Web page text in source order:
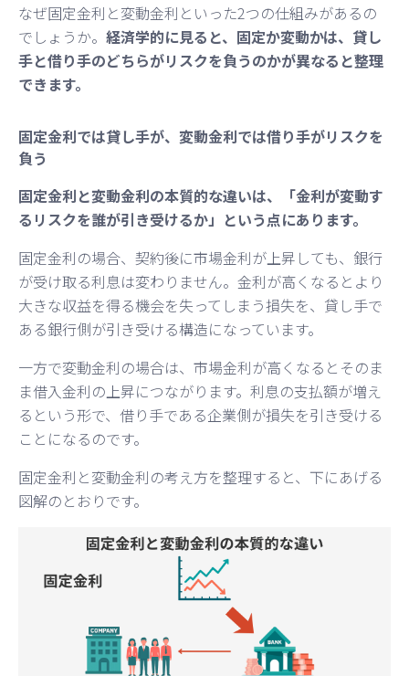
なぜ固定金利と変動金利といった2つの仕組みがあるの
でしょうか。 経済学的に見ると、固定か変動かは、貸し
手と借り手のどちらがリスクを負うのかが異なると整理
できます。
固定金利では貸し手が、変動金利では借り手がリスクを
負う
固定金利と変動金利の本質的な違いは、「金利が変動す
るリスクを誰が引き受けるか」という点にあります。
固定金利の場合、契約後に市場金利が上昇しても、銀行
が受け取る利息は変わりません。金利が高くなるとより
大きな収益を得る機会を失ってしまう損失を、貸し手で
ある銀行側が引き受ける構造になっています。
一方で変動金利の場合は、市場金利が高くなるとそのま
ま借入金利の上昇につながります。利息の支払額が増え
るという形で、借り手である企業側が損失を引き受ける
ことになるのです。
固定金利と変動金利の考え方を整理すると、下にあげる
図解のとおりです。